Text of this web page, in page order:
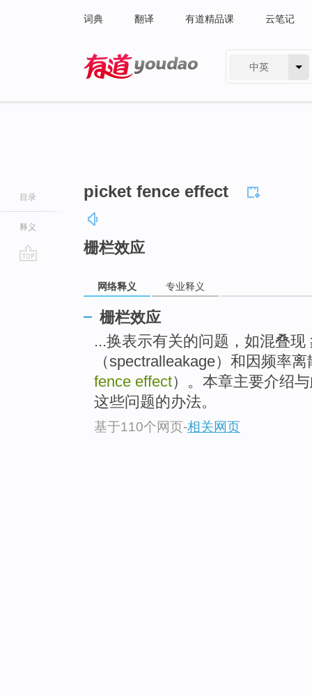
词典 翻译 有道精品课 云笔记
中英
目录
释义
picket fence effect
栅栏效应
网络释义 专业释义
栅栏效应
...换表示有关的问题，如混叠
（spectralleakage）和因频率
fence effect）。本章主要介绍
这些问题的办法。
基于110个网页-相关网页